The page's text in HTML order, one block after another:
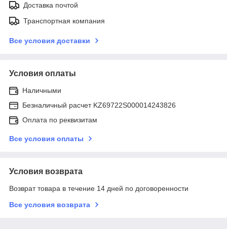
Доставка почтой
Транспортная компания
Все условия доставки
Условия оплаты
Наличными
Безналичный расчет KZ69722S000014243826
Оплата по реквизитам
Все условия оплаты
Условия возврата
Возврат товара в течение 14 дней по договоренности
Все условия возврата